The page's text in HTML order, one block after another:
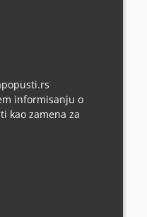
informisanju o
kao zamena za